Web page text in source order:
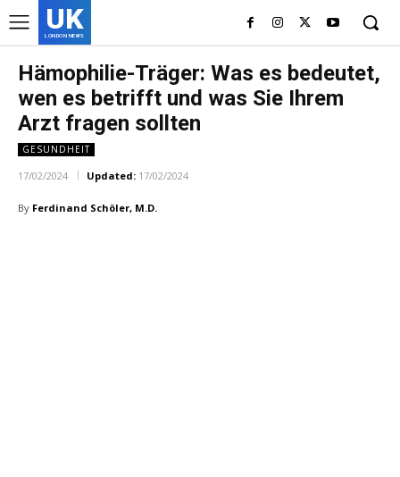
UK
LONDON NEWS
Hämophilie-Träger: Was es bedeutet,
wen es betrifft und was Sie Ihrem
Arzt fragen sollten
GESUNDHEIT
17/02/2024 Updated: 17/02/2024
By Ferdinand Schöler, M.D.